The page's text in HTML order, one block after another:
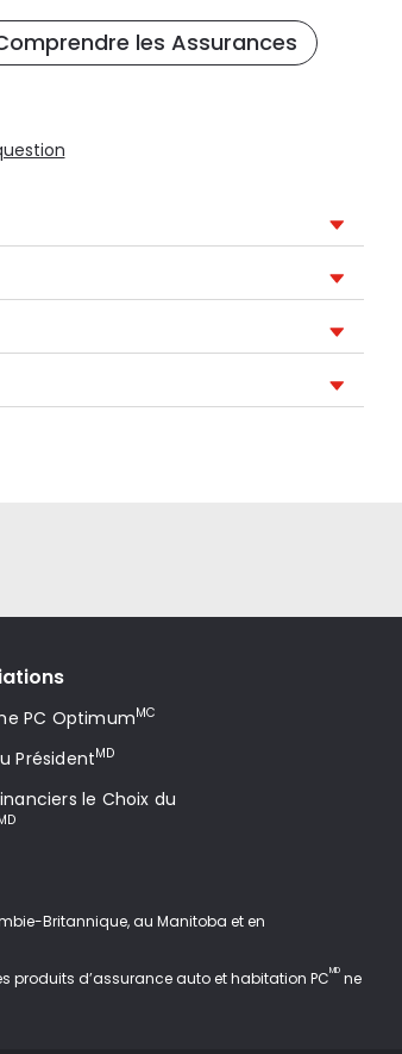
les Assurances
PC OptimumMC
PrésidentMD
le Choix du
Britannique, au Manitoba et en
produits d’assurance auto et habitation PCMD ne